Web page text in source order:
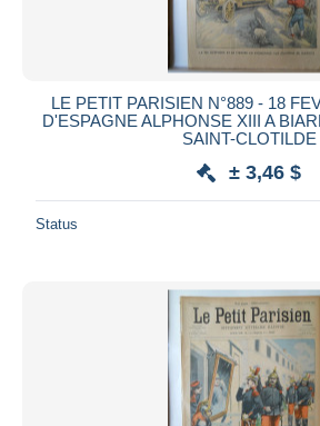
LE PETIT PARISIEN N°889 - 18
D'ESPAGNE ALPHONSE XIII A
SAINT-CLOTILDE
± 3,46 $
Status